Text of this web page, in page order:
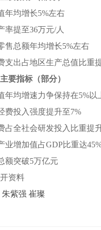
均增长5%左右
提至36万元/人
总额年均增长5%左右
出占地区生产总值比重
指标（部分）
均增速力争保持在5%以
投入强度提升至7%
全社会研发投入比重提
增加值占GDP比重达
突破5万亿元
资料
紫强 崔璨